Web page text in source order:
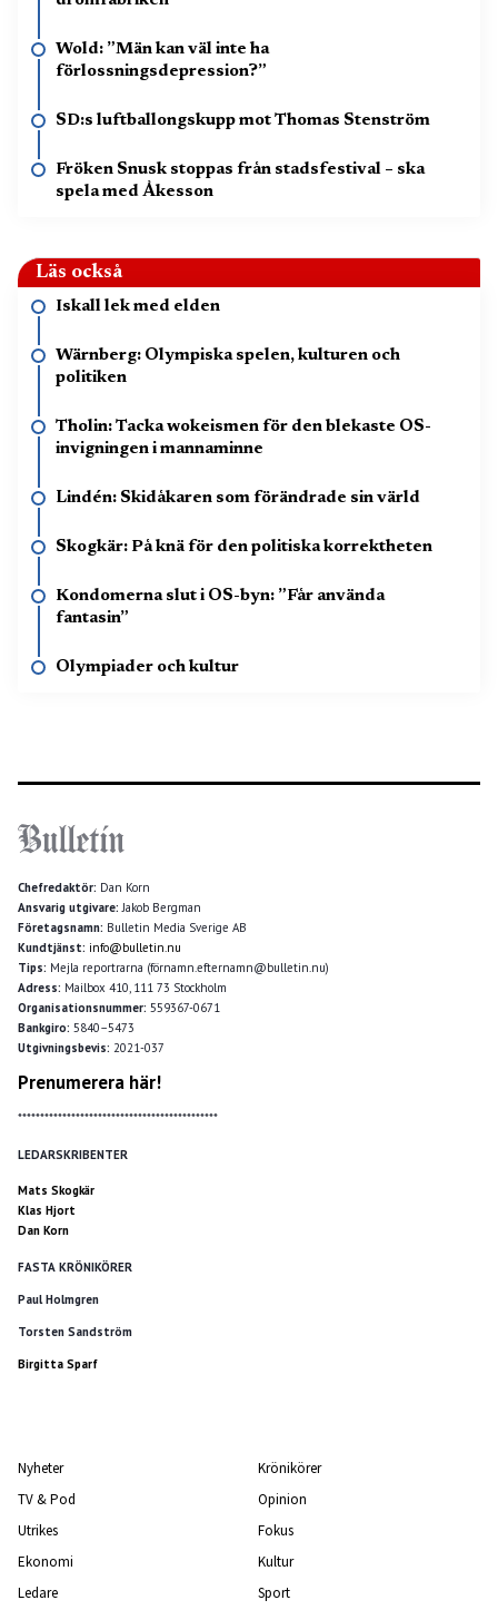
Wold: ”Män kan väl inte ha
förlossningsdepression?”
SD:s luftballongskupp mot Thomas Stenström
Fröken Snusk stoppas från stadsfestival – ska
spela med Åkesson
Läs också
Iskall lek med elden
Wärnberg: Olympiska spelen, kulturen och
politiken
Tholin: Tacka wokeismen för den blekaste OS-
invigningen i mannaminne
Lindén: Skidåkaren som förändrade sin värld
Skogkär: På knä för den politiska korrektheten
Kondomerna slut i OS-byn: ”Får använda
fantasin”
Olympiader och kultur
Chefredaktör: Dan Korn
Ansvarig utgivare: Jakob Bergman
Företagsnamn: Bulletin Media Sverige AB
Kundtjänst: info@bulletin.nu
Tips: Mejla reportrarna (förnamn.efternamn@bulletin.nu)
Adress: Mailbox 410, 111 73 Stockholm
Organisationsnummer: 559367-0671
Bankgiro: 5840–5473
Utgivningsbevis: 2021-037
Prenumerera här!
*********************************************
LEDARSKRIBENTER
Mats Skogkär
Klas Hjort
Dan Korn
FASTA KRÖNIKÖRER
Paul Holmgren
Torsten Sandström
Birgitta Sparf
Nyheter
TV & Pod
Utrikes
Ekonomi
Ledare
Krönikörer
Opinion
Fokus
Kultur
Sport